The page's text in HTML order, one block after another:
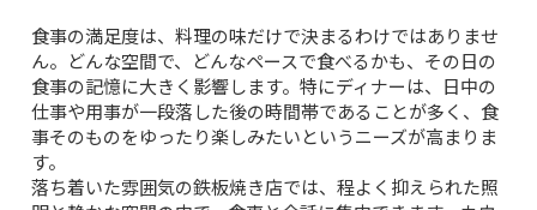
食事の満足度は、料理の味だけで決まるわけではありませ
ん。どんな空間で、どんなペースで食べるかも、その日の
食事の記憶に大きく影響します。特にディナーは、日中の
仕事や用事が一段落した後の時間帯であることが多く、食
事そのものをゆったり楽しみたいというニーズが高まりま
す。
落ち着いた雰囲気の鉄板焼き店では、程よく抑えられた照